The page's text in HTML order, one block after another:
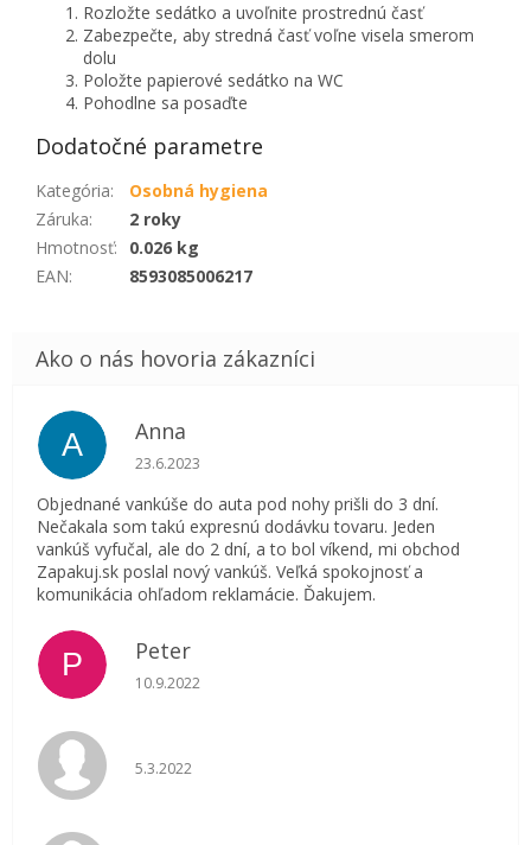
Rozložte sedátko a uvoľnite prostrednú časť
Zabezpečte, aby stredná časť voľne visela smerom
dolu
Položte papierové sedátko na WC
Pohodlne sa posaďte
Dodatočné parametre
Kategória:
Osobná hygiena
Záruka:
2 roky
Hmotnosť:
0.026 kg
EAN: 8593085006217
A Anna
Hodnotenie obchodu je 5 z 5 hviezdičiek.
23.6.2023
Objednané vankúše do auta pod nohy prišli do 3 dní.
Nečakala som takú expresnú dodávku tovaru. Jeden
vankúš vyfučal, ale do 2 dní, a to bol víkend, mi obchod
Zapakuj.sk poslal nový vankúš. Veľká spokojnosť a
komunikácia ohľadom reklamácie. Ďakujem.
P Peter
Hodnotenie obchodu je 5 z 5 hviezdičiek.
10.9.2022
Hodnotenie obchodu je 5 z 5 hviezdičiek.
5.3.2022